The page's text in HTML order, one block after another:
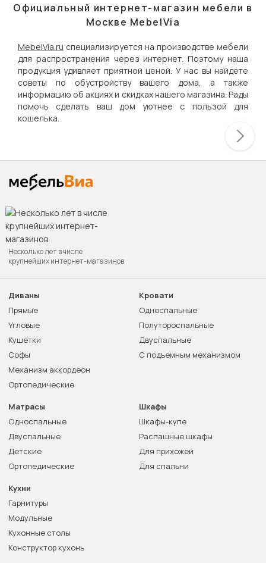
Официальный интернет-магазин мебели в
Москве MebelVia
MebelVia.ru специализируется на производстве мебели
для распространения через интернет. Поэтому наша
продукция удивляет приятной ценой. У нас вы найдете
советы по обустройству вашего дома, а также
информацию об акциях и скидках нашего магазина. Рады
помочь сделать ваш дом уютнее с пользой для
кошелька.
Несколько лет в числе
крупнейших интернет-магазинов
Диваны
Прямые
Угловые
Кушетки
Софы
Механизм аккордеон
Ортопедические
Кровати
Односпальные
Полутороспальные
Двуспальные
С подъемным механизмом
Матрасы
Односпальные
Двуспальные
Детские
Ортопедические
Шкафы
Шкафы-купе
Распашные шкафы
Для прихожей
Для спальни
Кухни
Гарнитуры
Модульные
Кухонные столы
Конструктор кухонь